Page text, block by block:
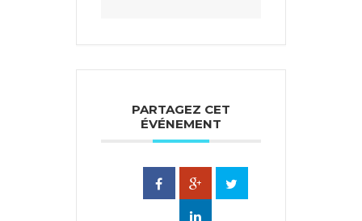
PARTAGEZ CET
ÉVÉNEMENT